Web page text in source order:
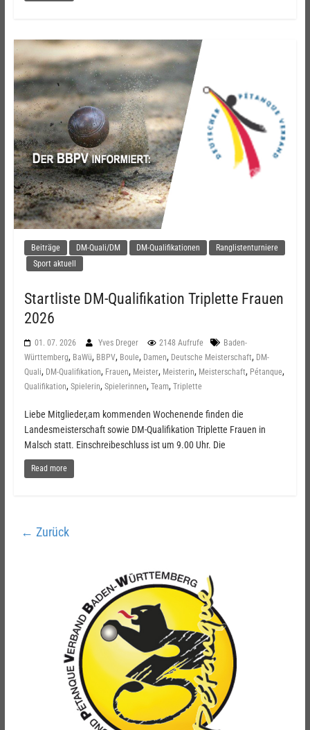
Beiträge DM-Quali/DM DM-Qualifikationen
Ranglistenturniere
Sport aktuell
Startliste DM-Qualifikation Triplette Frauen
2026
01. 07. 2026 Yves Dreger 2148 Aufrufe
Baden-
Württemberg, BaWü, BBPV, Boule, Damen, Deutsche Meisterschaft, DM-
Quali, DM-Qualifikation, Frauen, Meister, Meisterin, Meisterschaft, Pétanque,
Qualifikation, Spielerin, Spielerinnen, Team, Triplette
Liebe Mitglieder,am kommenden Wochenende finden die
Landesmeisterschaft sowie DM-Qualifikation Triplette Frauen in
Malsch statt. Einschreibeschluss ist um 9.00 Uhr. Die
Read more
← Zurück